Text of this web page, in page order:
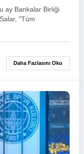
ay Bankalar Birliği
"Tüm
Daha Fazlasını Oku